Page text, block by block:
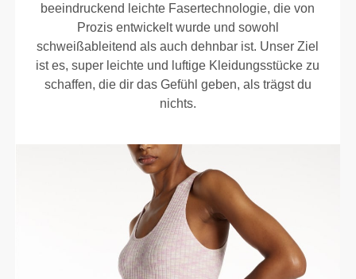
beeindruckend leichte Fasertechnologie, die von
Prozis entwickelt wurde und sowohl
schweißableitend als auch dehnbar ist. Unser Ziel
ist es, super leichte und luftige Kleidungsstücke zu
schaffen, die dir das Gefühl geben, als trägst du
nichts.